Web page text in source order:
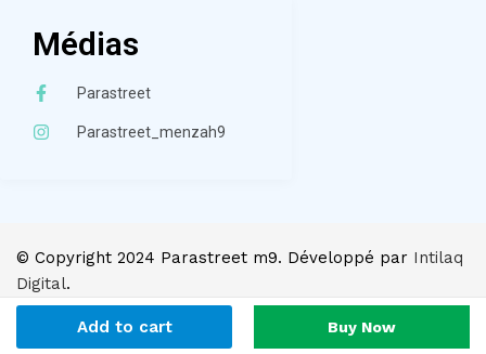
Add to cart Buy Now
Médias
Parastreet
Parastreet_menzah9
© Copyright 2024 Parastreet m9. Développé par Intilaq
Digital.